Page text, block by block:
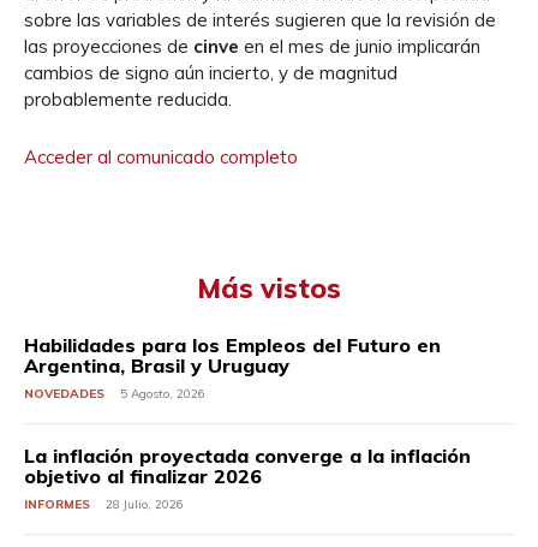
sobre las variables de interés sugieren que la revisión de
las proyecciones de cinve en el mes de junio implicarán
cambios de signo aún incierto, y de magnitud
probablemente reducida.
Acceder al comunicado completo
Más vistos
Habilidades para los Empleos del Futuro en
Argentina, Brasil y Uruguay
NOVEDADES 5 Agosto, 2026
La inflación proyectada converge a la inflación
objetivo al finalizar 2026
INFORMES 28 Julio, 2026